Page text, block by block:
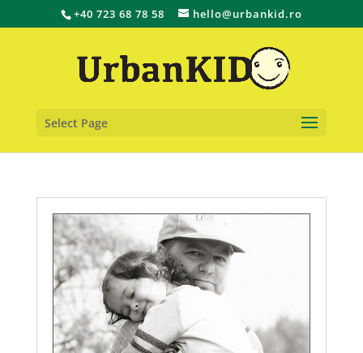
+40 723 68 78 58 hello@urbankid.ro
Select Page